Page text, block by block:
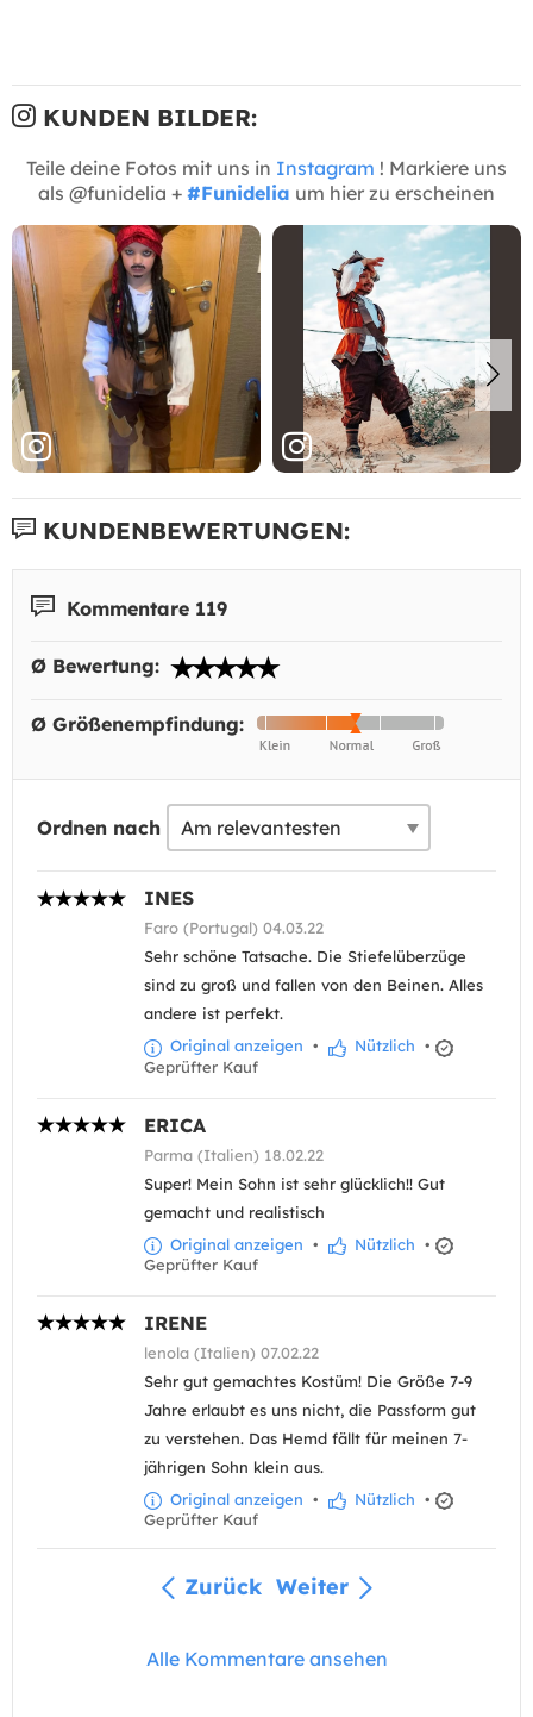
KUNDEN BILDER:
Teile deine Fotos mit uns in Instagram ! Markiere uns
als @funidelia + #Funidelia um hier zu erscheinen
KUNDENBEWERTUNGEN:
Kommentare 119
Ø Bewertung:
Ø Größenempfindung:
Ordnen nach
INES
Faro (Portugal) 04.03.22
Sehr schöne Tatsache. Die Stiefelüberzüge
sind zu groß und fallen von den Beinen. Alles
andere ist perfekt.
Original anzeigen • Nützlich •
Geprüfter Kauf
ERICA
Parma (Italien) 18.02.22
Super! Mein Sohn ist sehr glücklich!! Gut
gemacht und realistisch
Original anzeigen • Nützlich •
Geprüfter Kauf
IRENE
lenola (Italien) 07.02.22
Sehr gut gemachtes Kostüm! Die Größe 7-9
Jahre erlaubt es uns nicht, die Passform gut
zu verstehen. Das Hemd fällt für meinen 7-
jährigen Sohn klein aus.
Original anzeigen • Nützlich •
Geprüfter Kauf
Zurück Weiter
Alle Kommentare ansehen